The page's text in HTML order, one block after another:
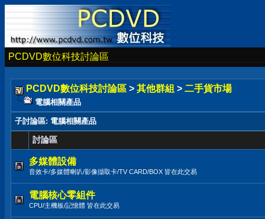
PCDVD數位科技討論區
PCDVD數位科技討論區 > 其他群組 > 二手貨市場
電腦相關產品
子討論區: 電腦相關產品
討論區
多媒體設備
音效卡/多媒體喇叭/影像擷取卡/TV CARD/BOX 皆在此交易
電腦核心零組件
CPU/主機板/記憶體 皆在此交易